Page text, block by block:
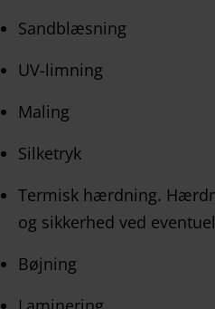
Sandblæsning
UV-limning
Maling
Silketryk
Termisk hærdning.
og sikkerhed ved
Bøjning